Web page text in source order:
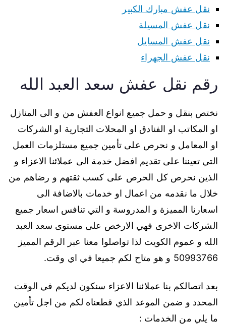
نقل عفش مبارك الكبير
نقل عفش المسيلة
نقل عفش المسايل
نقل عفش الجهراء
رقم نقل عفش سعد العبد الله
نختص بنقل و حمل جميع انواع العفش من و الى المنازل
او المكاتب او الفنادق او المحلات التجارية او الشركات
او المعامل و نحرص على تأمين جميع مستلزمات العمل
التي تعيننا على تقديم افضل خدمة الى عملائنا الاعزاء و
الذين نحرص كل الحرص على كسب ثقتهم و رضاهم من
خلال ما نقدمه من اعمال او خدمات بالاضافة الى
اسعارنا المميزة و المدروسة و التي تنافس اسعار جميع
الشركات الاخرى فهي الارخص على مستوى سعد العبد
الله و عموم الكويت لذا تواصلوا معنا عبر الرقم المميز
50993766 و هو متاح لكم جميعا في اي وقت.
بعد اتصالكم بنا عملائنا الاعزاء سنكون لديكم في الوقت
المحدد و ضمن الموعد الذي قطعناه لكم من اجل تأمين
ما يلي من الخدمات :